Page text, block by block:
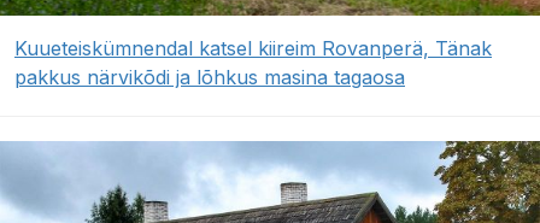
Kuueteiskümnendal katsel kiireim Rovanperä, Tänak
pakkus närvikõdi ja lõhkus masina tagaosa